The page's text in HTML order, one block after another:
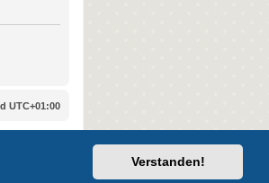
Verstanden!
UTC+01:00